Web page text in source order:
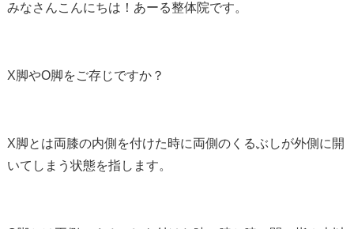
みなさんこんにちは！あーる整体院です。
X脚やO脚をご存じですか？
X脚とは両膝の内側を付けた時に両側のくるぶしが外側に開
いてしまう状態を指します。